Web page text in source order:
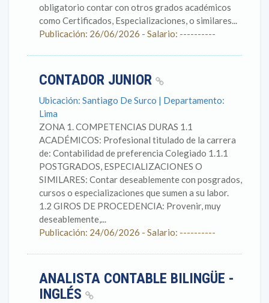
obligatorio contar con otros grados académicos
como Certificados, Especializaciones, o similares...
Publicación: 26/06/2026 - Salario: ----------
CONTADOR JUNIOR
Ubicación: Santiago De Surco | Departamento:
Lima
ZONA 1. COMPETENCIAS DURAS 1.1
ACADÉMICOS: Profesional titulado de la carrera
de: Contabilidad de preferencia Colegiado 1.1.1
POSTGRADOS, ESPECIALIZACIONES O
SIMILARES: Contar deseablemente con posgrados,
cursos o especializaciones que sumen a su labor.
1.2 GIROS DE PROCEDENCIA: Provenir, muy
deseablemente,...
Publicación: 24/06/2026 - Salario: ----------
ANALISTA CONTABLE BILINGÜE -
INGLÉS